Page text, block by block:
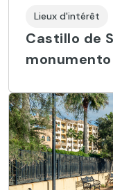
Lieux d'intérêt
Castillo de